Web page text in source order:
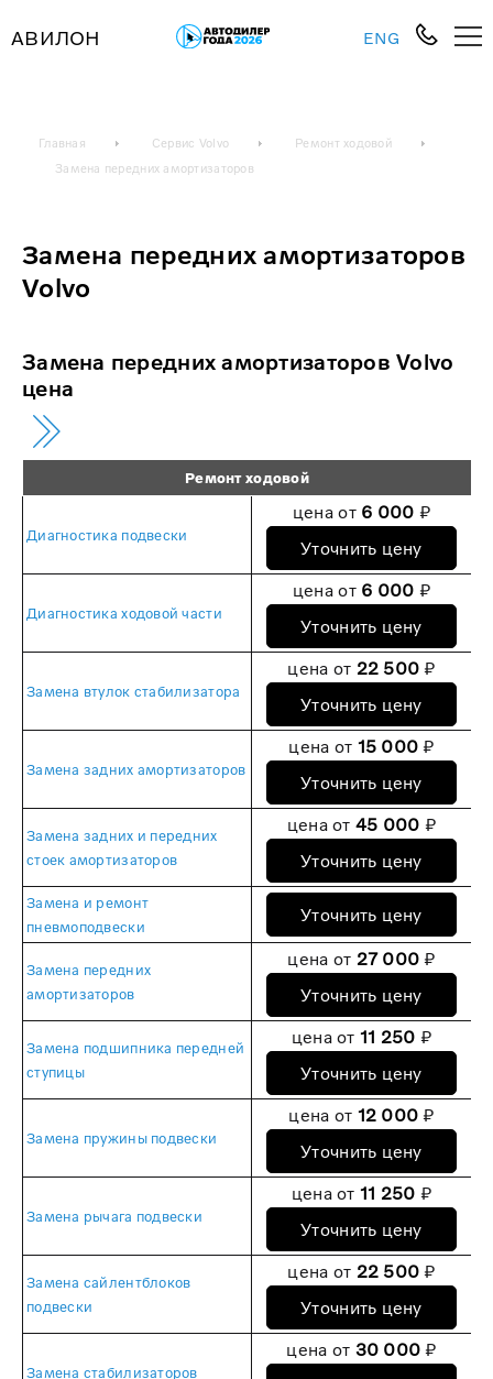
АВИЛОН ENG
Главная Сервис Volvo
Ремонт ходовой
Замена передних амортизаторов
Замена передних амортизаторов
Volvo
Замена передних амортизаторов Volvo
цена
Ремонт ходовой
Диагностика подвески
цена от 6 000 ₽
Уточнить цену
Диагностика ходовой части
цена от 6 000 ₽
Уточнить цену
Замена втулок стабилизатора
цена от 22 500 ₽
Уточнить цену
Замена задних амортизаторов
цена от 15 000 ₽
Уточнить цену
Замена задних и передних
стоек амортизаторов
цена от 45 000 ₽
Уточнить цену
Замена и ремонт
пневмоподвески
Уточнить цену
Замена передних
амортизаторов
цена от 27 000 ₽
Уточнить цену
Замена подшипника передней
ступицы
цена от 11 250 ₽
Уточнить цену
Замена пружины подвески
цена от 12 000 ₽
Уточнить цену
Замена рычага подвески
цена от 11 250 ₽
Уточнить цену
Замена сайлентблоков
подвески
цена от 22 500 ₽
Уточнить цену
Замена стабилизаторов
цена от 30 000 ₽